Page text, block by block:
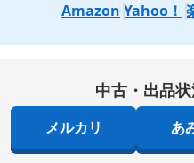
Amazon Yahoo！
中古・出品
メルカリ あ